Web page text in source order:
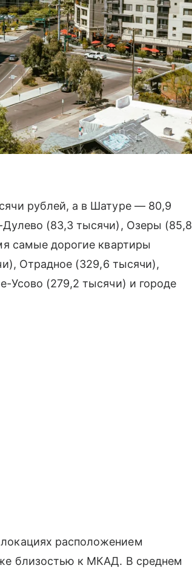
рублей, а в Шатуре — 80,9
(83,3 тысячи), Озеры (85,8
самые дорогие квартиры
Отрадное (329,6 тысячи),
Усово (279,2 тысячи) и городе
расположением
близостью к МКАД. В среднем